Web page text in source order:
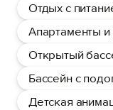
Отдых с
Апартаменты
Открытый
Бассейн с
Детская